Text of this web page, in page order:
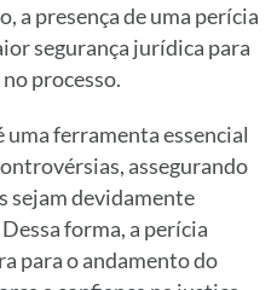
a presença de uma perícia
segurança jurídica para
processo.
uma ferramenta essencial
assegurando
sejam devidamente
forma, a perícia
para o andamento do